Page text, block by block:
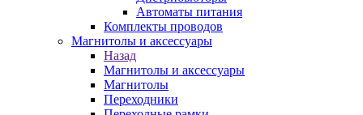
Автоматы питания
Комплекты проводов
Магнитолы и аксессуары
Назад
Магнитолы и аксессуары
Магнитолы
Переходники